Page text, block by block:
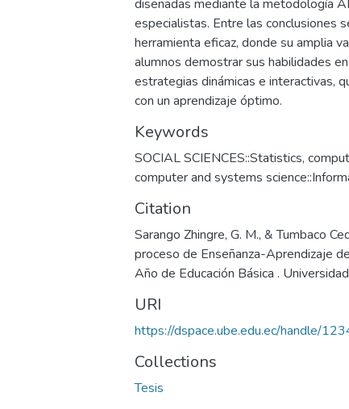
diseñadas mediante la metodología
especialistas. Entre las conclusiones
herramienta eficaz, donde su amplia
alumnos demostrar sus habilidades
estrategias dinámicas e interactivas,
con un aprendizaje óptimo.
Keywords
SOCIAL SCIENCES::Statistics,
computer and systems
Citation
Sarango Zhingre, G. M., & Tumbaco
proceso de Enseñanza-Aprendizaje
Año de Educación Básica .
URI
https://dspace.ube.edu.ec/handle/
Collections
Tesis